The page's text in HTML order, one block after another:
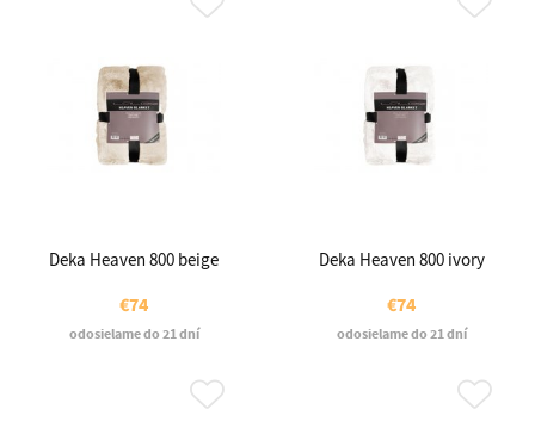
Deka Heaven 800 beige
€74
odosielame do 21 dní
Deka Heaven 800 ivory
€74
odosielame do 21 dní